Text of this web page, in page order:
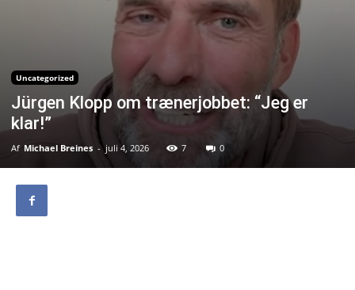
Uncategorized
Jürgen Klopp om trænerjobbet: “Jeg er
klar!”
Af Michael Breines - juli 4, 2026 7 0